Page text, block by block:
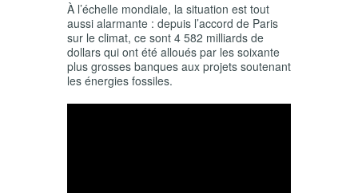
À l’échelle mondiale, la situation est tout
aussi alarmante : depuis l’accord de Paris
sur le climat, ce sont 4 582 milliards de
dollars qui ont été alloués par les soixante
plus grosses banques aux projets soutenant
les énergies fossiles.